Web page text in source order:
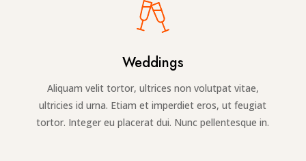
Weddings
Aliquam velit tortor, ultrices non volutpat vitae,
ultricies id urna. Etiam et imperdiet eros, ut feugiat
tortor. Integer eu placerat dui. Nunc pellentesque in.